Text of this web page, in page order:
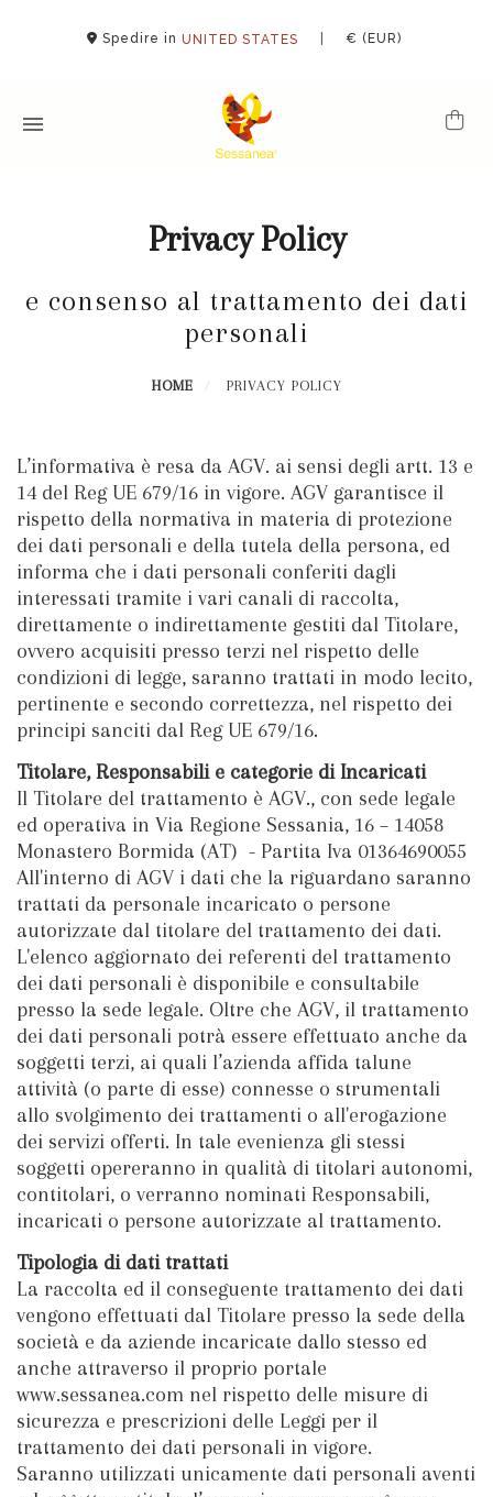
Spedire in UNITED STATES € (EUR)
Privacy Policy
e consenso al trattamento dei dati
personali
HOME PRIVACY POLICY
L’informativa è resa da AGV. ai sensi degli artt. 13 e
14 del Reg UE 679/16 in vigore. AGV garantisce il
rispetto della normativa in materia di protezione
dei dati personali e della tutela della persona, ed
informa che i dati personali conferiti dagli
interessati tramite i vari canali di raccolta,
direttamente o indirettamente gestiti dal Titolare,
ovvero acquisiti presso terzi nel rispetto delle
condizioni di legge, saranno trattati in modo lecito,
pertinente e secondo correttezza, nel rispetto dei
principi sanciti dal Reg UE 679/16.
Titolare, Responsabili e categorie di Incaricati
Il Titolare del trattamento è AGV., con sede legale
ed operativa in Via Regione Sessania, 16 – 14058
Monastero Bormida (AT) - Partita Iva 01364690055
All'interno di AGV i dati che la riguardano saranno
trattati da personale incaricato o persone
autorizzate dal titolare del trattamento dei dati.
L'elenco aggiornato dei referenti del trattamento
dei dati personali è disponibile e consultabile
presso la sede legale. Oltre che AGV, il trattamento
dei dati personali potrà essere effettuato anche da
soggetti terzi, ai quali l’azienda affida talune
attività (o parte di esse) connesse o strumentali
allo svolgimento dei trattamenti o all'erogazione
dei servizi offerti. In tale evenienza gli stessi
soggetti opereranno in qualità di titolari autonomi,
contitolari, o verranno nominati Responsabili,
incaricati o persone autorizzate al trattamento.
Tipologia di dati trattati
La raccolta ed il conseguente trattamento dei dati
vengono effettuati dal Titolare presso la sede della
società e da aziende incaricate dallo stesso ed
anche attraverso il proprio portale
www.sessanea.com nel rispetto delle misure di
sicurezza e prescrizioni delle Leggi per il
trattamento dei dati personali in vigore.
Saranno utilizzati unicamente dati personali aventi